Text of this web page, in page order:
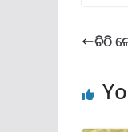
ଚିଠି